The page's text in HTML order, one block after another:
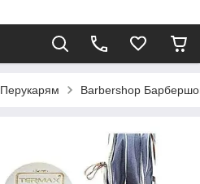
Перукарям Barbershop